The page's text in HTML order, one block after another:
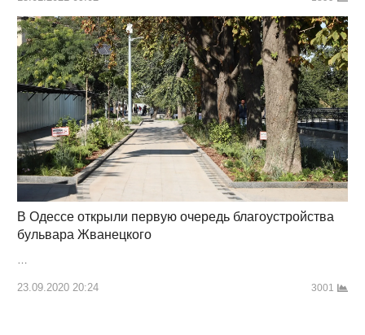
В Одессе открыли первую очередь благоустройства
бульвара Жванецкого
…
23.09.2020 20:24 3001